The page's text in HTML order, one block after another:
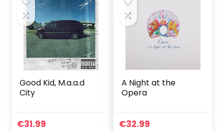
Good Kid, M.a.a.d
City
€31.99
A Night at the
Opera
€32.99